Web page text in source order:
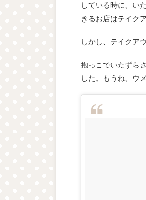
している時に、い
きるお店はテイク
しかし、テイクア
抱っこでいたずら
した。もうね、ウ